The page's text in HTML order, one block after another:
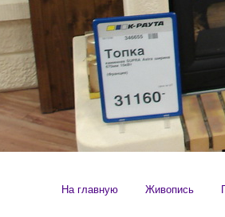
На главную Живопись